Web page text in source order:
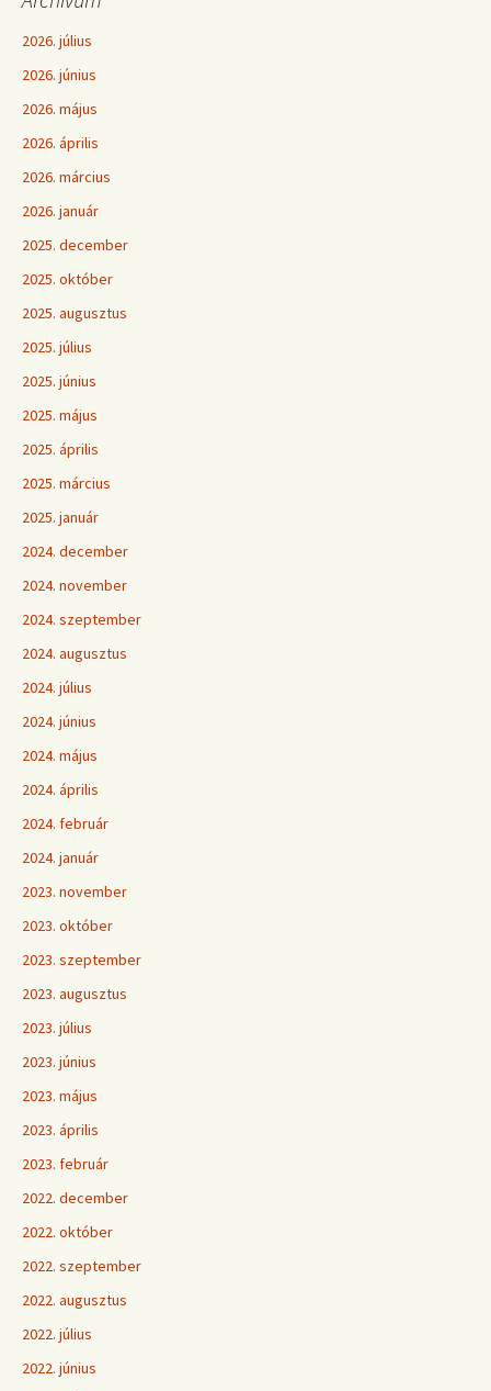
2026. július
2026. június
2026. május
2026. április
2026. március
2026. január
2025. december
2025. október
2025. augusztus
2025. július
2025. június
2025. május
2025. április
2025. március
2025. január
2024. december
2024. november
2024. szeptember
2024. augusztus
2024. július
2024. június
2024. május
2024. április
2024. február
2024. január
2023. november
2023. október
2023. szeptember
2023. augusztus
2023. július
2023. június
2023. május
2023. április
2023. február
2022. december
2022. október
2022. szeptember
2022. augusztus
2022. július
2022. június